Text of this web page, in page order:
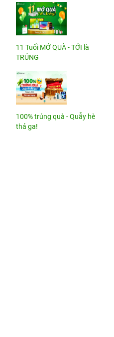
11 Tuổi MỞ QUÀ - TỚI là
TRÚNG
100% trúng quà - Quẫy hè
thả ga!